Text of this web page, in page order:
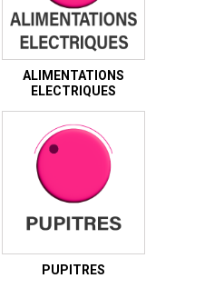
ALIMENTATIONS
ELECTRIQUES
PUPITRES